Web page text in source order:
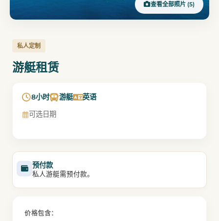
查看全部照片 (5)
私人定制
游艇租赁
8小时 游艇
英语
可选日期
预付款
私人游艇需预付款。
价格包含：